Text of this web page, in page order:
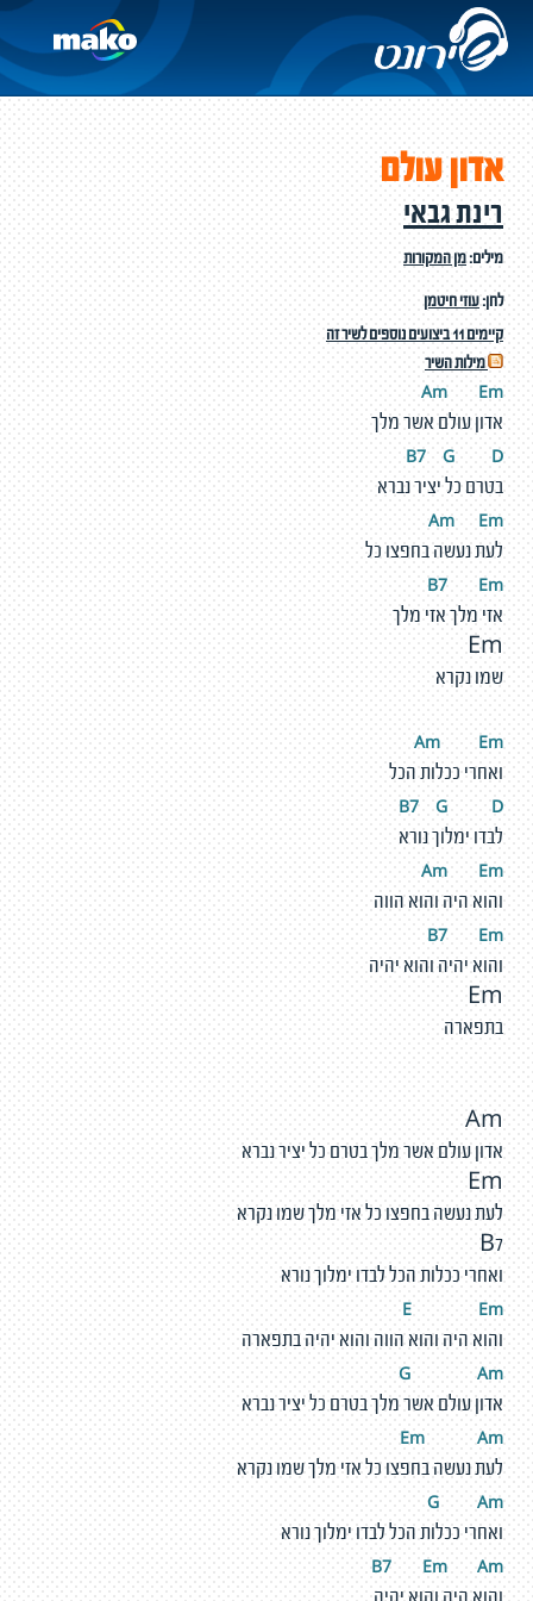
אדון עולם
רינת גבאי
מילים:מן המקורות
לחן:עוזי חיטמן
קיימים 11 ביצועים נוספים לשיר זה
מילות השיר
Am Em
אדון עולם אשר מלך
B7 G D
בטרם כל יציר נברא
Am Em
לעת נעשה בחפצו כל
B7 Em
אזי מלך אזי מלך
Em
שמו נקרא
Am Em
ואחרי ככלות הכל
B7 G D
לבדו ימלוך נורא
Am Em
והוא היה והוא הווה
B7 Em
והוא יהיה והוא יהיה
Em
בתפארה
Am
אדון עולם אשר מלך בטרם כל יציר נברא
Em
לעת נעשה בחפצו כל אזי מלך שמו נקרא
B7
ואחרי ככלות הכל לבדו ימלוך נורא
E Em
והוא היה והוא הווה והוא יהיה בתפארה
G Am
אדון עולם אשר מלך בטרם כל יציר נברא
Em Am
לעת נעשה בחפצו כל אזי מלך שמו נקרא
G Am
ואחרי ככלות הכל לבדו ימלוך נורא
B7 Em Am